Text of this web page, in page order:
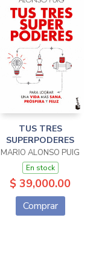
TUS TRES
SUPERPODERES
MARIO ALONSO PUIG
En stock
$ 39,000.00
Comprar